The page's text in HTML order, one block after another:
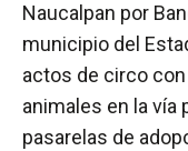
Naucalpan por
municipio del
actos de circo
animales en la vía
pasarelas de